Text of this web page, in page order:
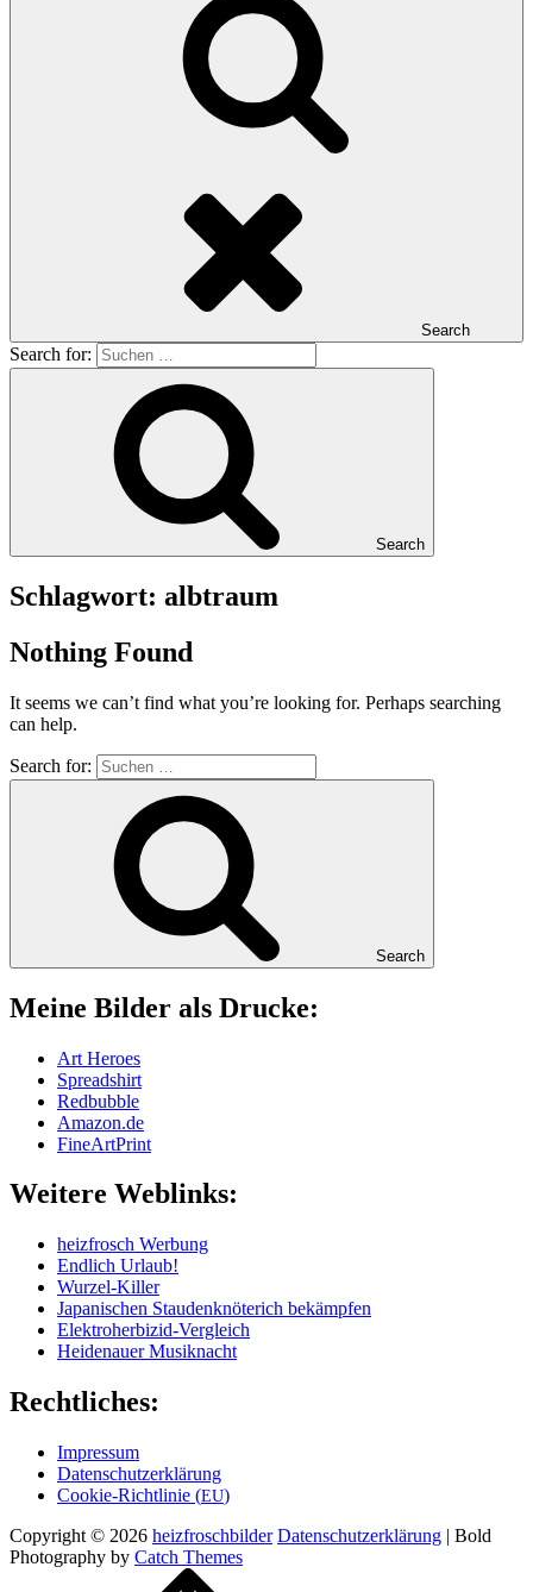
Search
Search for:
Search
Schlagwort: albtraum
Nothing Found
It seems we can’t find what you’re looking for. Perhaps searching
can help.
Search for:
Search
Mei­ne Bil­der als Drucke:
Art Heroes
Spread­shirt
Red­bubble
Amazon.de
Fine­Art­Print
Wei­te­re Weblinks:
heiz­frosch Werbung
End­lich Urlaub!
Wur­zel-Kil­ler
Japa­ni­schen Stau­den­knö­te­rich bekämpfen
Elek­tro­her­bi­zid-Ver­gleich
Hei­de­nau­er Musiknacht
Recht­li­ches:
Impres­sum
Daten­schutz­er­klä­rung
Coo­kie-Rich­t­­li­­nie (EU)
Copyright © 2026 heizfroschbilder Daten­schutz­er­klä­rung | Bold
Photography by Catch Themes